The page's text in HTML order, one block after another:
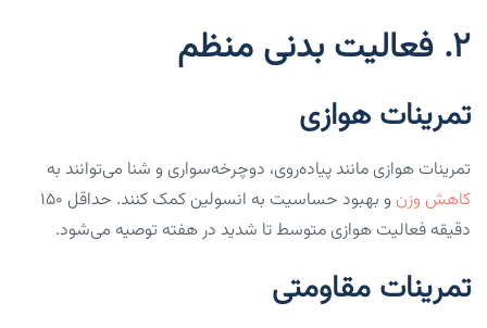
۲. فعالیت بدنی منظم
تمرینات هوازی
تمرینات هوازی مانند پیاده‌روی، دوچرخه‌سواری و شنا می‌توانند به
کاهش وزن
و بهبود حساسیت به انسولین کمک کنند. حداقل ۱۵۰
دقیقه فعالیت هوازی متوسط تا شدید در هفته توصیه می‌شود.
تمرینات مقاومتی